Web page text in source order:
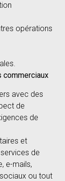
opérations
commerciaux
avec des
de
de
et
de
e-mails,
ou tout